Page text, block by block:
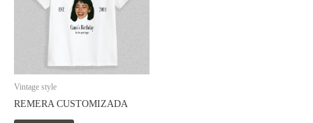
Vintage style
REMERA CUSTOMIZADA